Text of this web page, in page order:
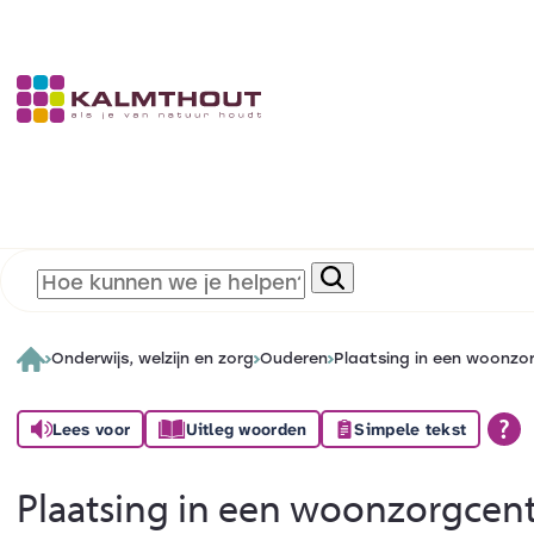
Onderwijs, welzijn en zorg Ouderen Plaatsing in een
Lees voor Uitleg woorden Simpele tekst
Plaatsing in een